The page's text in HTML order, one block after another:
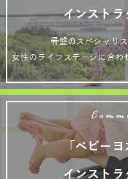
インストラ
骨盤のスペシャリ
女性のライフステージに合わ
「ベビー
インスト